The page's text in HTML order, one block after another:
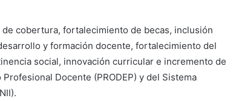
cobertura, fortalecimiento de becas, inclusión
y formación docente, fortalecimiento del
social, innovación curricular e incremento de
Docente (PRODEP) y del Sistema